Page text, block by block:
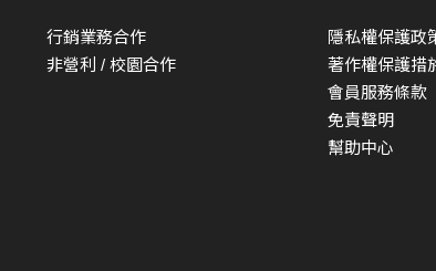
行銷業務合作
非營利 / 校園合作
隱私權保護政
著作權保護措
會員服務條款
免責聲明
幫助中心